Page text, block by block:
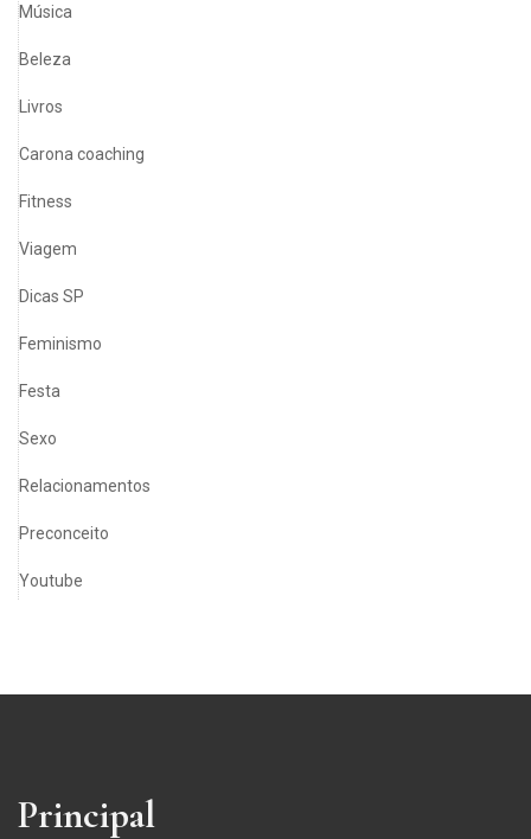
Música
Beleza
Livros
Carona coaching
Fitness
Viagem
Dicas SP
Feminismo
Festa
Sexo
Relacionamentos
Preconceito
Youtube
Principal